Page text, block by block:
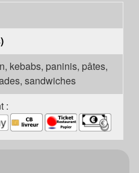
kebabs, paninis, pâtes,
sandwiches
: